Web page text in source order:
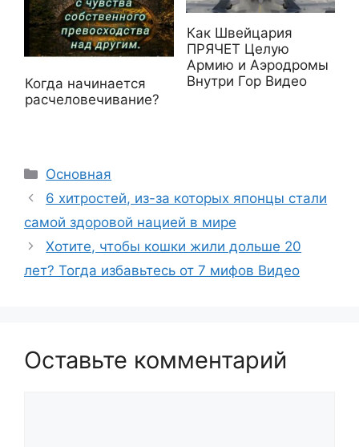
Когда начинается
расчеловечивание?
Как Швейцария
ПРЯЧЕТ Целую
Армию и Аэродромы
Внутри Гор Видео
Рубрики
Основная
6 хитростей, из-за которых японцы стали
самой здоровой нацией в мире
Хотите, чтобы кошки жили дольше 20
лет? Тогда избавьтесь от 7 мифов Видео
Оставьте комментарий